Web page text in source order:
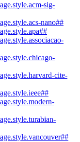
sig-
nano##
cite-